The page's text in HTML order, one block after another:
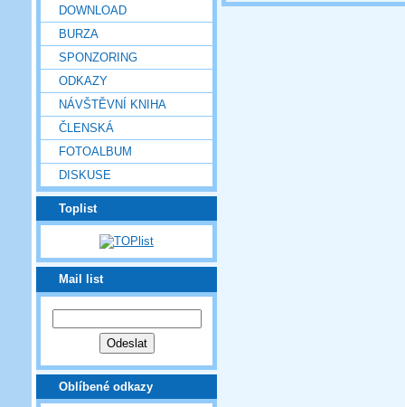
DOWNLOAD
BURZA
SPONZORING
ODKAZY
NÁVŠTĚVNÍ KNIHA
ČLENSKÁ
FOTOALBUM
DISKUSE
Toplist
Mail list
Oblíbené odkazy